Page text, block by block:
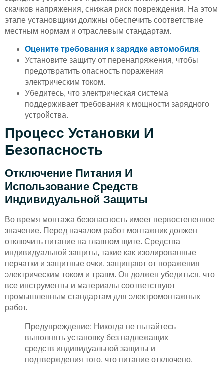
скачков напряжения, снижая риск повреждения. На этом
этапе установщики должны обеспечить соответствие
местным нормам и отраслевым стандартам.
Оцените требования к зарядке автомобиля.
Установите защиту от перенапряжения, чтобы
предотвратить опасность поражения
электрическим током.
Убедитесь, что электрическая система
поддерживает требования к мощности зарядного
устройства.
Процесс Установки И
Безопасность
Отключение Питания И
Использование Средств
Индивидуальной Защиты
Во время монтажа безопасность имеет первостепенное
значение. Перед началом работ монтажник должен
отключить питание на главном щите. Средства
индивидуальной защиты, такие как изолированные
перчатки и защитные очки, защищают от поражения
электрическим током и травм. Он должен убедиться, что
все инструменты и материалы соответствуют
промышленным стандартам для электромонтажных
работ.
Предупреждение: Никогда не пытайтесь
выполнять установку без надлежащих
средств индивидуальной защиты и
подтверждения того, что питание отключено.